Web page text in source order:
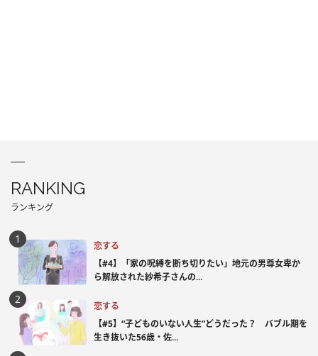
RANKING
ランキング
恋する
【#4】「家の呪縛を断ち切りたい」地元の男尊女卑か
ら解放された紗希子さんの...
恋する
【#5】“子どものいない人生”どうだった？ バブル期を
生き抜いた56歳・佐...